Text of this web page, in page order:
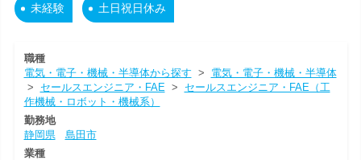
未経験 土日祝日休み
職種
電気・電子・機械・半導体から探す > 電気・電子・機械・半導体
> セールスエンジニア・FAE> セールスエンジニア・FAE（工
作機械・ロボット・機械系）
勤務地
静岡県
島田市
業種